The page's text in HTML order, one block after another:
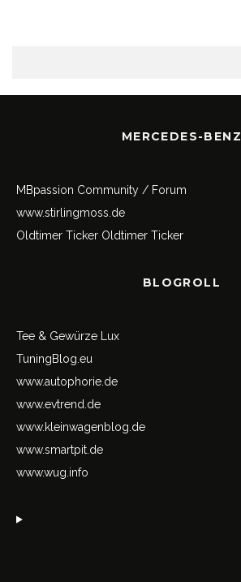
MERCEDES-BENZ
MBpassion Community / Forum
www.stirlingmoss.de
Oldtimer Ticker Oldtimer Ticker
BLOGROLL
Tee & Gewürze Lux
TuningBlog.eu
www.autophorie.de
www.evtrend.de
www.kleinwagenblog.de
www.smartpit.de
www.wug.info